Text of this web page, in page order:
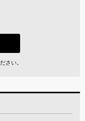
さい。